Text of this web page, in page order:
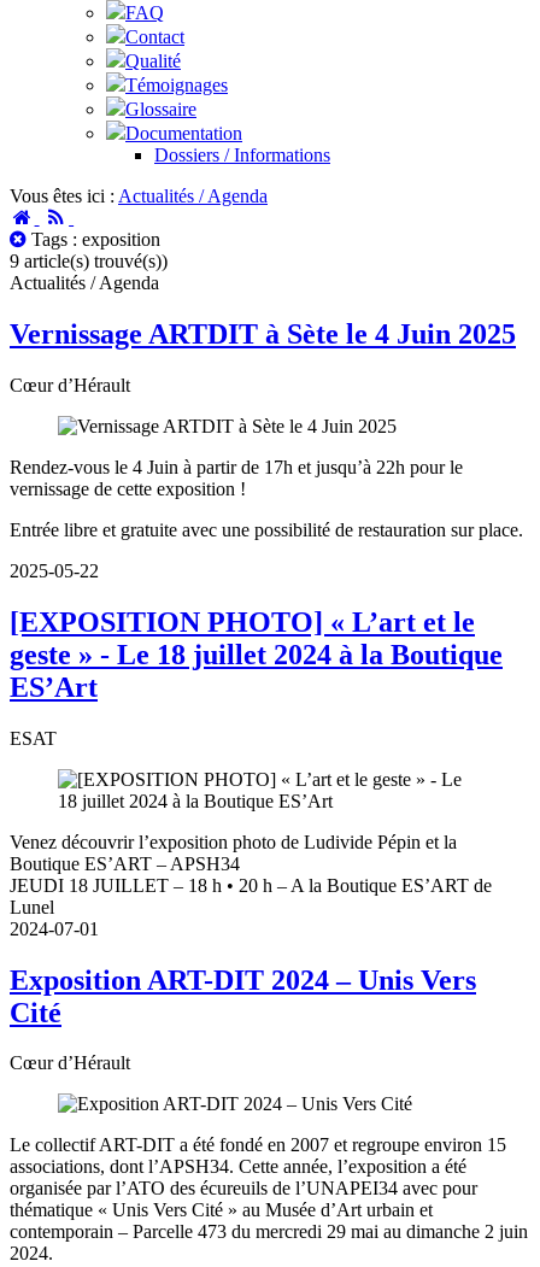
FAQ
Contact
Qualité
Témoignages
Glossaire
Documentation
Dossiers / Informations
Vous êtes ici : Actualités / Agenda
Accueil
Tous
les
posts
Tags : exposition
9 article(s) trouvé(s))
Actualités / Agenda
Vernissage ARTDIT à Sète le 4 Juin 2025
Cœur d’Hérault
Rendez-vous le 4 Juin à partir de 17h et jusqu’à 22h pour le
vernissage de cette exposition !
Entrée libre et gratuite avec une possibilité de restauration sur place.
2025-05-22
[EXPOSITION PHOTO] « L’art et le
geste » - Le 18 juillet 2024 à la Boutique
ES’Art
ESAT
Venez découvrir l’exposition photo de Ludivide Pépin et la
Boutique ES’ART – APSH34
JEUDI 18 JUILLET – 18 h • 20 h – A la Boutique ES’ART de
Lunel
2024-07-01
Exposition ART-DIT 2024 – Unis Vers
Cité
Cœur d’Hérault
Le collectif ART-DIT a été fondé en 2007 et regroupe environ 15
associations, dont l’APSH34. Cette année, l’exposition a été
organisée par l’ATO des écureuils de l’UNAPEI34 avec pour
thématique « Unis Vers Cité » au Musée d’Art urbain et
contemporain – Parcelle 473 du mercredi 29 mai au dimanche 2 juin
2024.